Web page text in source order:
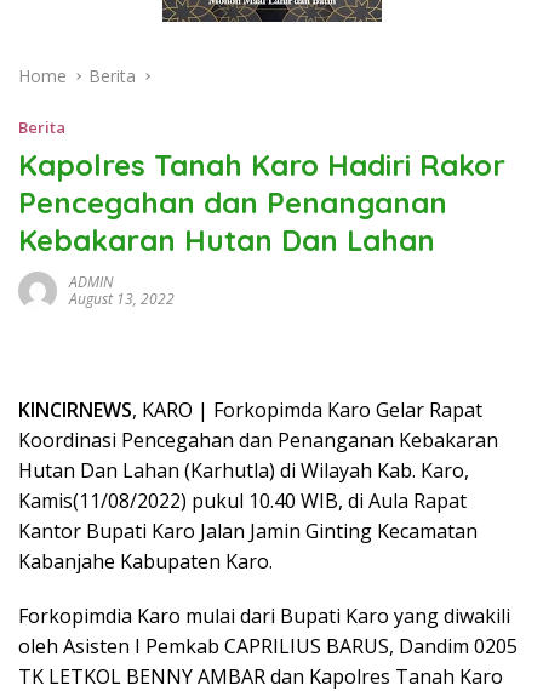
Home Berita
Berita
Kapolres Tanah Karo Hadiri Rakor
Pencegahan dan Penanganan
Kebakaran Hutan Dan Lahan
ADMIN
August 13, 2022
KINCIRNEWS, KARO | Forkopimda Karo Gelar Rapat
Koordinasi Pencegahan dan Penanganan Kebakaran
Hutan Dan Lahan (Karhutla) di Wilayah Kab. Karo,
Kamis(11/08/2022) pukul 10.40 WIB, di Aula Rapat
Kantor Bupati Karo Jalan Jamin Ginting Kecamatan
Kabanjahe Kabupaten Karo.
Forkopimdia Karo mulai dari Bupati Karo yang diwakili
oleh Asisten I Pemkab CAPRILIUS BARUS, Dandim 0205
TK LETKOL BENNY AMBAR dan Kapolres Tanah Karo